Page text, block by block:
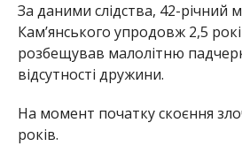
За даними слідства, 42-річний
Кам’янського упродовж 2,5
розбещував малолітню
відсутності дружини.
На момент початку скоєння
років.